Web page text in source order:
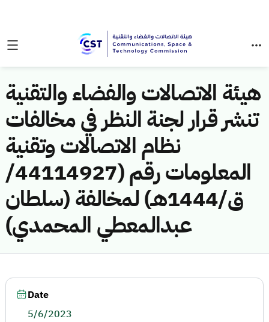
هيئة الاتصالات والفضاء والتقنية
تنشر قرار لجنة النظر في مخالفات
نظام الاتصالات وتقنية
المعلومات رقم (44114927/
ق/1444هـ) لمخالفة (سلطان
عبدالمعطي المحمدي)
Date
5/6/2023